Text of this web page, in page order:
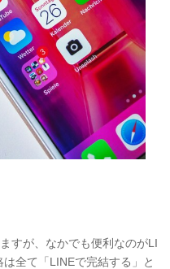
すが、なかでも便利なのがLI
全て「LINEで完結する」と